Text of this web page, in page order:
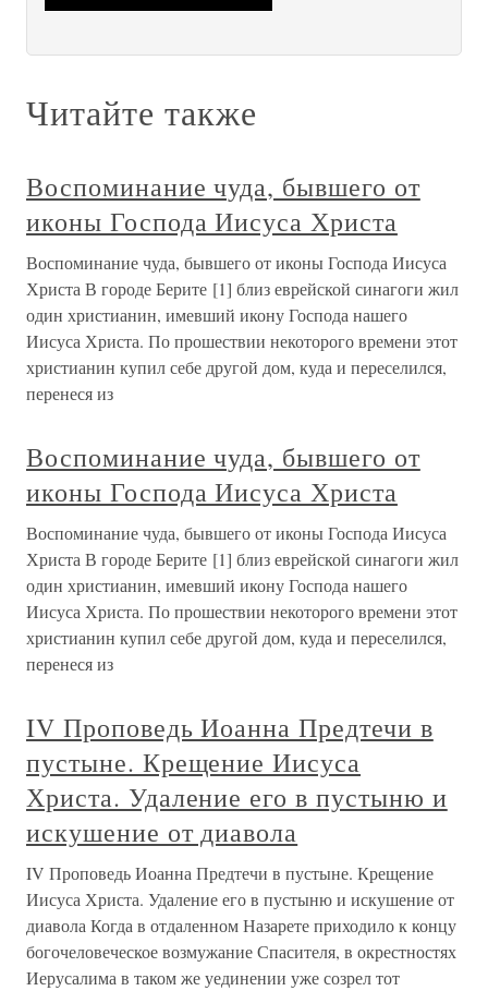
Читайте также
Воспоминание чуда, бывшего от
иконы Господа Иисуса Христа
Воспоминание чуда, бывшего от иконы Господа Иисуса
Христа В городе Берите [1] близ еврейской синагоги жил
один христианин, имевший икону Господа нашего
Иисуса Христа. По прошествии некоторого времени этот
христианин купил себе другой дом, куда и переселился,
перенеся из
Воспоминание чуда, бывшего от
иконы Господа Иисуса Христа
Воспоминание чуда, бывшего от иконы Господа Иисуса
Христа В городе Берите [1] близ еврейской синагоги жил
один христианин, имевший икону Господа нашего
Иисуса Христа. По прошествии некоторого времени этот
христианин купил себе другой дом, куда и переселился,
перенеся из
IV Проповедь Иоанна Предтечи в
пустыне. Крещение Иисуса
Христа. Удаление его в пустыню и
искушение от диавола
IV Проповедь Иоанна Предтечи в пустыне. Крещение
Иисуса Христа. Удаление его в пустыню и искушение от
диавола Когда в отдаленном Назарете приходило к концу
богочеловеческое возмужание Спасителя, в окрестностях
Иерусалима в таком же уединении уже созрел тот